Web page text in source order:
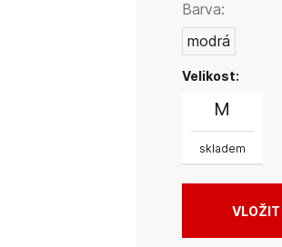
Barva:
modrá
Velikost:
M
skladem